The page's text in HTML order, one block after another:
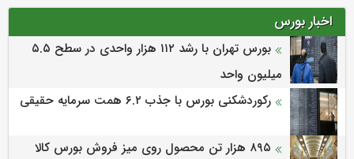
اخبار بورس
بورس تهران با رشد ۱۱۲ هزار واحدی در سطح ۵.۵
میلیون واحد
رکوردشکنی بورس با جذب ۶.۲ همت سرمایه حقیقی
۸۹۵ هزار تن محصول روی میز فروش بورس کالا